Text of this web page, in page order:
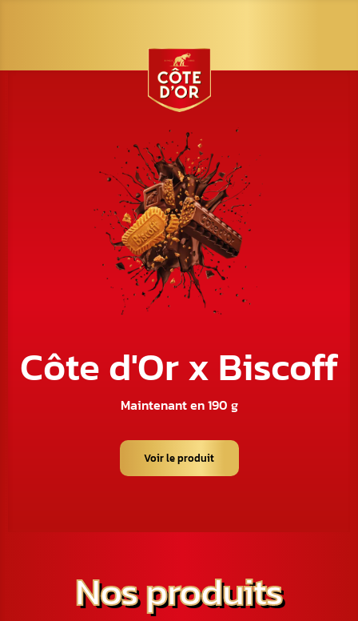
Côte d'Or x Biscoff
Maintenant en 190 g
Voir le produit
Nos produits